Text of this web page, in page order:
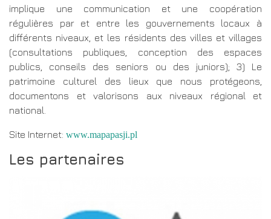
implique une communication et une coopération
régulières par et entre les gouvernements locaux à
différents niveaux, et les résidents des villes et villages
(consultations publiques, conception des espaces
publics, conseils des seniors ou des juniors); 3) Le
patrimoine culturel des lieux que nous protégeons,
documentons et valorisons aux niveaux régional et
national.
Site Internet: www.mapapasji.pl
Les partenaires